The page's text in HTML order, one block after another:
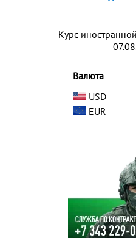
Курс
Валюта
USD
EUR